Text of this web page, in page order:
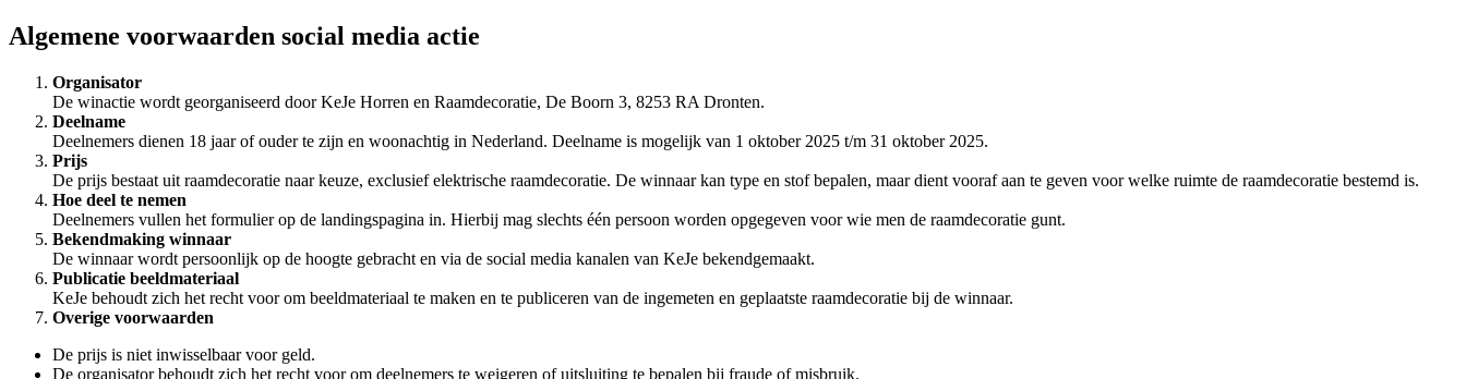
Algemene voorwaarden social media actie
Organisator
De winactie wordt georganiseerd door KeJe Horren en Raamdecoratie, De Boorn 3, 8253 RA Dronten.
Deelname
Deelnemers dienen 18 jaar of ouder te zijn en woonachtig in Nederland. Deelname is mogelijk van 1 oktober 2025 t/m 31 oktober 2025.
Prijs
De prijs bestaat uit raamdecoratie naar keuze, exclusief elektrische raamdecoratie. De winnaar kan type en stof bepalen, maar dient vooraf aan te geven voor welke ruimte de raamdecoratie bestemd is.
Hoe deel te nemen
Deelnemers vullen het formulier op de landingspagina in. Hierbij mag slechts één persoon worden opgegeven voor wie men de raamdecoratie gunt.
Bekendmaking winnaar
De winnaar wordt persoonlijk op de hoogte gebracht en via de social media kanalen van KeJe bekendgemaakt.
Publicatie beeldmateriaal
KeJe behoudt zich het recht voor om beeldmateriaal te maken en te publiceren van de ingemeten en geplaatste raamdecoratie bij de winnaar.
Overige voorwaarden
De prijs is niet inwisselbaar voor geld.
De organisator behoudt zich het recht voor om deelnemers te weigeren of uitsluiting te bepalen bij fraude of misbruik.